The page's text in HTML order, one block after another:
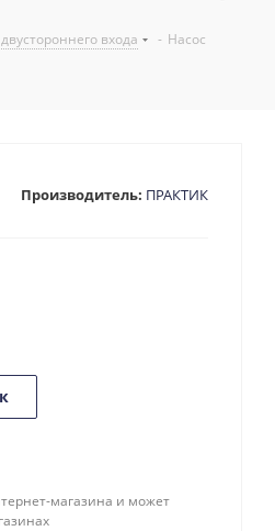
входа - Насос
Производитель: ПРАКТИК
магазина и может